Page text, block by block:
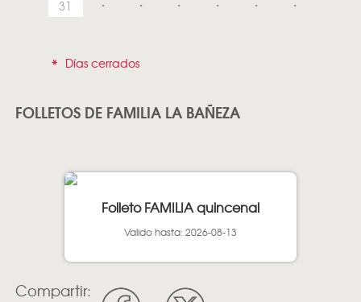
31
* Días cerrados
FOLLETOS DE FAMILIA LA BAÑEZA
Folleto FAMILIA quincenal
Valido hasta: 2026-08-13
Compartir: